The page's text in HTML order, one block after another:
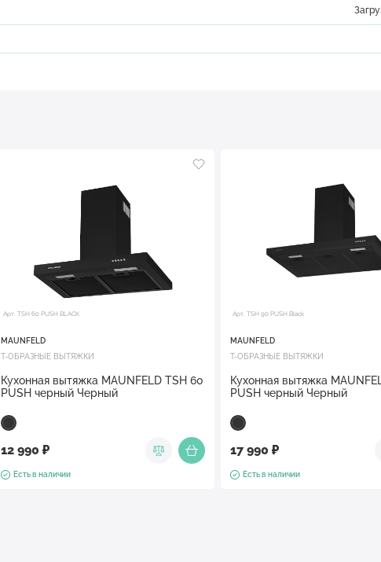
Арт. TSH 60 PUSH BLACK
MAUNFELD
Т-ОБРАЗНЫЕ ВЫТЯЖКИ
Кухонная вытяжка MAUNFELD TSH 60
PUSH черный Черный
12 990 ₽
Есть в наличии
Арт. TSH 90 PUSH Black
MAUNFELD
Т-ОБРАЗНЫЕ ВЫТЯЖКИ
Кухонная вытяжка
PUSH черный Черный
17 990 ₽
Есть в наличии